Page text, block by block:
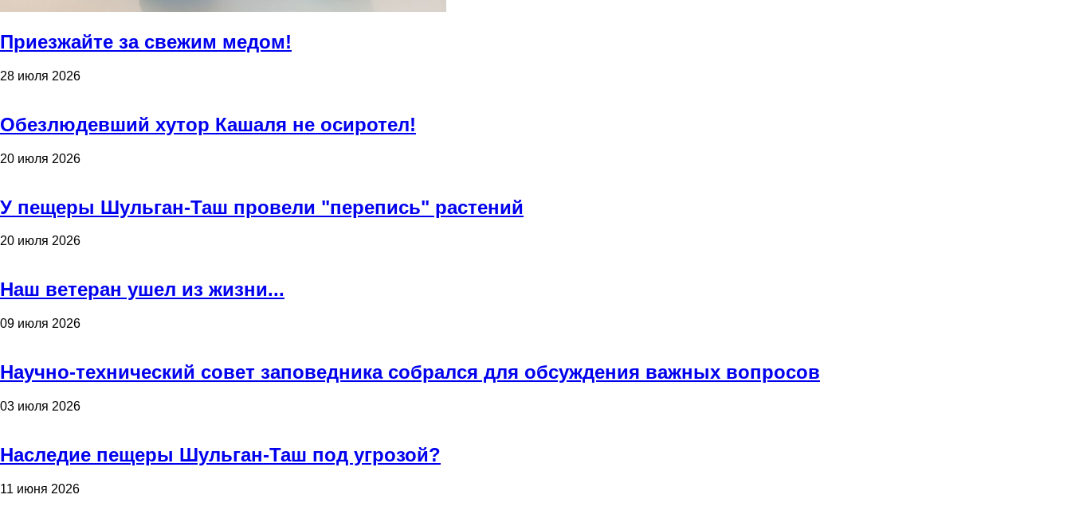
Приезжайте за свежим медом!
28 июля 2026
Обезлюдевший хутор Кашаля не осиротел!
20 июля 2026
У пещеры Шульган-Таш провели "перепись" растений
20 июля 2026
Наш ветеран ушел из жизни...
09 июля 2026
Научно-технический совет заповедника собрался для обсуждения важных вопросов
03 июля 2026
Наследие пещеры Шульган-Таш под угрозой?
11 июня 2026